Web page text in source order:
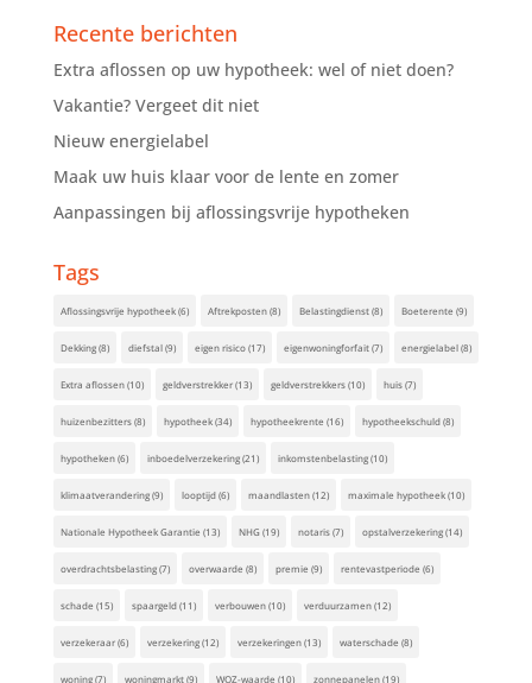
Recente berichten
Extra aflossen op uw hypotheek: wel of niet doen?
Vakantie? Vergeet dit niet
Nieuw energielabel
Maak uw huis klaar voor de lente en zomer
Aanpassingen bij aflossingsvrije hypotheken
Tags
Aflossingsvrije hypotheek(6) Aftrekposten(8) Belastingdienst(8) Boeterente (9)
Dekking(8) diefstal(9) eigen risico(17) eigenwoningforfait(7) energielabel(8)
Extra aflossen(10) geldverstrekker(13) geldverstrekkers(10) huis(7)
huizenbezitters(8) hypotheek(34) hypotheekrente (16) hypotheekschuld(8)
hypotheken(6) inboedelverzekering(21) inkomstenbelasting(10)
klimaatverandering(9) looptijd(6) maandlasten(12) maximale hypotheek(10)
Nationale Hypotheek Garantie (13) NHG(19) notaris(7) opstalverzekering(14)
overdrachtsbelasting(7) overwaarde (8) premie (9) rentevastperiode (6)
schade (15) spaargeld(11) verbouwen(10) verduurzamen(12)
verzekeraar(6) verzekering(12) verzekeringen(13) waterschade (8)
woning(7) woningmarkt(9) WOZ-waarde (10) zonnepanelen(19)